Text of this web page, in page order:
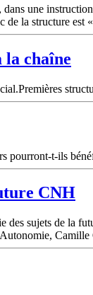
une
de la structure est
la chaîne
pourront-t-ils
CNH
sujets de la